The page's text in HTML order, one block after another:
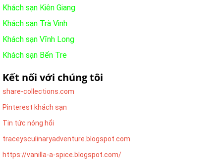
Khách sạn Kiên Giang
Khách sạn Trà Vinh
Khách sạn Vĩnh Long
Khách sạn Bến Tre
Kết nối với chúng tôi
share-collections.com
Pinterest khách sạn
Tin tức nóng hổi
traceysculinaryadventure.blogspot.com
https://vanilla-a-spice.blogspot.com/